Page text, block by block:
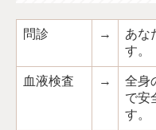
問診 →
あな
す。
血液検査 →
全身
で安
す。